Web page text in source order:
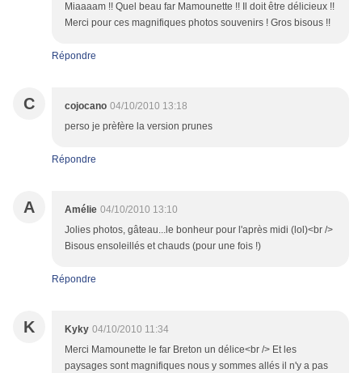
Miaaaam !! Quel beau far Mamounette !! Il doit être délicieux !!
Merci pour ces magnifiques photos souvenirs ! Gros bisous !!
Répondre
C cojocano 04/10/2010 13:18
perso je prèfère la version prunes
Répondre
A Amélie 04/10/2010 13:10
Jolies photos, gâteau...le bonheur pour l'après midi (lol)<br />
Bisous ensoleillés et chauds (pour une fois !)
Répondre
K Kyky 04/10/2010 11:34
Merci Mamounette le far Breton un délice<br /> Et les
paysages sont magnifiques nous y sommes allés il n'y a pas